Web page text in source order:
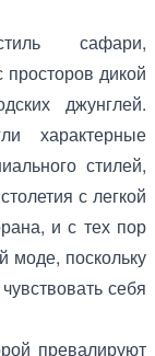
сафари,
дикой
джунглей.
характерные
стилей,
с легкой
и с тех пор
моде, поскольку
себя
превалируют